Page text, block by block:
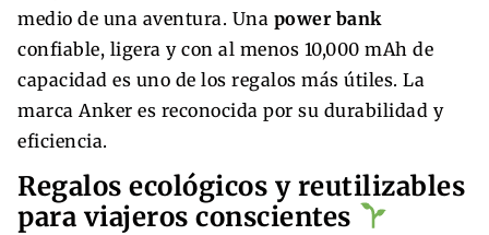
medio de una aventura. Una power bank
confiable, ligera y con al menos 10,000 mAh de
capacidad es uno de los regalos más útiles. La
marca Anker es reconocida por su durabilidad y
eficiencia.
Regalos ecológicos y reutilizables
para viajeros conscientes